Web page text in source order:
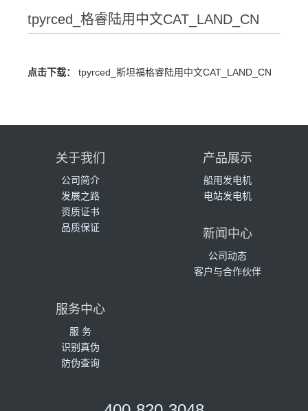
tpyrced_格睿陆用中文CAT_LAND_CN
点击下载： tpyrced_斯坦福格睿陆用中文CAT_LAND_CN
关于我们
公司简介
发展之路
资质证书
品质保证
产品展示
船用发电机
电站发电机
新闻中心
公司动态
客户与合作伙伴
服务中心
服 务
识别真伪
防伪查询